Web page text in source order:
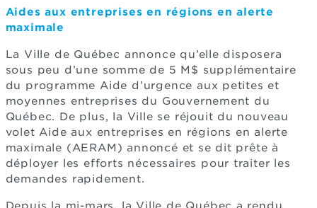
Aides aux entreprises en régions en alerte
maximale
La Ville de Québec annonce qu’elle disposera
sous peu d’une somme de 5 M$ supplémentaire
du programme Aide d’urgence aux petites et
moyennes entreprises du Gouvernement du
Québec. De plus, la Ville se réjouit du nouveau
volet Aide aux entreprises en régions en alerte
maximale (AERAM) annoncé et se dit prête à
déployer les efforts nécessaires pour traiter les
demandes rapidement.